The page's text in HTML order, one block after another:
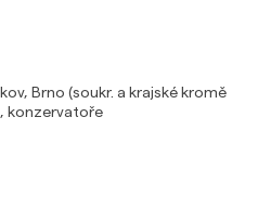
Brno (soukr. a krajské kromě
konzervatoře